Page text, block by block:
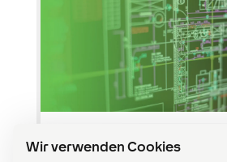
Wir verwenden Cookies
Planer Workshop